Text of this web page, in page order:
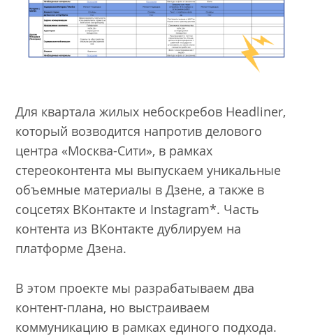
Для квартала жилых небоскребов Headliner,
который возводится напротив делового
центра «Москва-Сити», в рамках
стереоконтента мы выпускаем уникальные
объемные материалы в Дзене, а также в
соцсетях ВКонтакте и Instagram*. Часть
контента из ВКонтакте дублируем на
платформе Дзена.
В этом проекте мы разрабатываем два
контент-плана, но выстраиваем
коммуникацию в рамках единого подхода.